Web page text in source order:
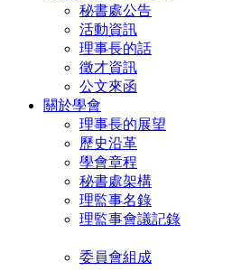
秘書處公告
活動資訊
理事長的話
徵才資訊
公文來函
關於學會
理事長的展望
歷史沿革
學會章程
秘書處架構
理監事名錄
理監事會議記錄
委員會組成